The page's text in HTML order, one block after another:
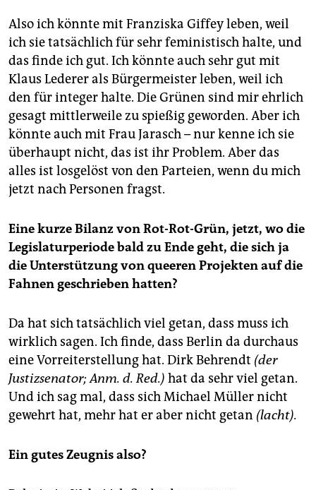
Also ich könnte mit Franziska Giffey leben, weil
ich sie tatsächlich für sehr feministisch halte, und
das finde ich gut. Ich könnte auch sehr gut mit
Klaus Lederer als Bürgermeister leben, weil ich
den für integer halte. Die Grünen sind mir ehrlich
gesagt mittlerweile zu spießig geworden. Aber ich
könnte auch mit Frau Jarasch – nur kenne ich sie
überhaupt nicht, das ist ihr Problem. Aber das
alles ist losgelöst von den Parteien, wenn du mich
jetzt nach Personen fragst.
Eine kurze Bilanz vonRot-Rot-Grün, jetzt, wo die
Legislaturperiode bald zu Ende geht, die sich ja
die Unterstützung von queeren Projekten auf die
Fahnen geschrieben hatten?
Da hat sich tatsächlich viel getan, dass muss ich
wirklich sagen. Ich finde, dass Berlin da durchaus
eine Vorreiterstellung hat. Dirk Behrendt (der
Justizsenator; Anm. d. Red.) hat da sehr viel getan.
Und ich sag mal, dass sich Michael Müller nicht
gewehrt hat, mehr hat er aber nicht getan (lacht).
Ein gutes Zeugnis also?